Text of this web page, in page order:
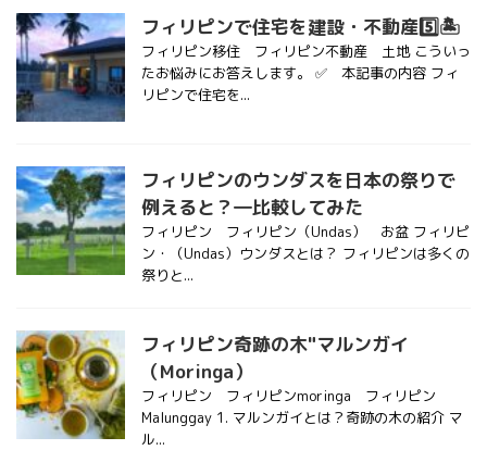
フィリピンで住宅を建設・不動産5️⃣🏝
フィリピン移住 フィリピン不動産 土地 こういっ
たお悩みにお答えします。 ✅ 本記事の内容 フィ
リピンで住宅を...
フィリピンのウンダスを日本の祭りで
例えると？―比較してみた
フィリピン フィリピン（Undas） お盆 フィリピ
ン・（Undas）ウンダスとは？ フィリピンは多くの
祭りと...
フィリピン奇跡の木"マルンガイ
（Moringa）
フィリピン フィリピンmoringa フィリピン
Malunggay 1. マルンガイとは？奇跡の木の紹介 マ
ル...